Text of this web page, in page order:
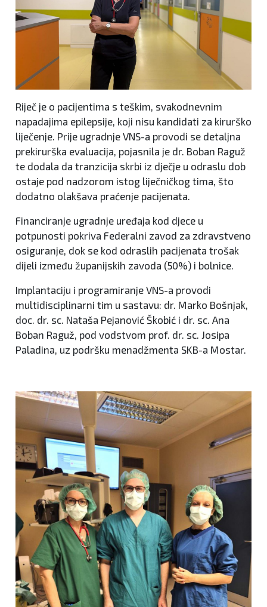
Riječ je o pacijentima s teškim, svakodnevnim
napadajima epilepsije, koji nisu kandidati za kirurško
liječenje. Prije ugradnje VNS-a provodi se detaljna
prekirurška evaluacija, pojasnila je dr. Boban Raguž
te dodala da tranzicija skrbi iz dječje u odraslu dob
ostaje pod nadzorom istog liječničkog tima, što
dodatno olakšava praćenje pacijenata.
Financiranje ugradnje uređaja kod djece u
potpunosti pokriva Federalni zavod za zdravstveno
osiguranje, dok se kod odraslih pacijenata trošak
dijeli između županijskih zavoda (50%) i bolnice.
Implantaciju i programiranje VNS-a provodi
multidisciplinarni tim u sastavu: dr. Marko Bošnjak,
doc. dr. sc. Nataša Pejanović Škobić i dr. sc. Ana
Boban Raguž, pod vodstvom prof. dr. sc. Josipa
Paladina, uz podršku menadžmenta SKB-a Mostar.